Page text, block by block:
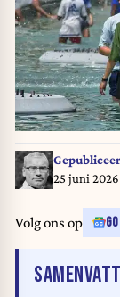
25 juni 2026
Volg ons op